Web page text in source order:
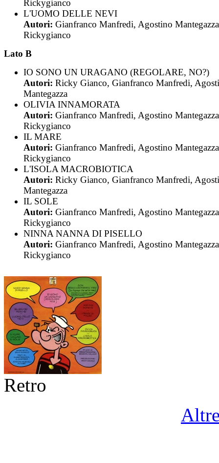
Rickygianco
L'UOMO DELLE NEVI
Autori: Gianfranco Manfredi, Agostino
Rickygianco
Lato B
IO SONO UN URAGANO (REGOLARE, NO?)
Autori: Ricky Gianco, Gianfranco Manfredi,
Mantegazza
OLIVIA INNAMORATA
Autori: Gianfranco Manfredi, Agostino
Rickygianco
IL MARE
Autori: Gianfranco Manfredi, Agostino
Rickygianco
L'ISOLA MACROBIOTICA
Autori: Ricky Gianco, Gianfranco Manfredi,
Mantegazza
IL SOLE
Autori: Gianfranco Manfredi, Agostino
Rickygianco
NINNA NANNA DI PISELLO
Autori: Gianfranco Manfredi, Agostino
Rickygianco
Retro